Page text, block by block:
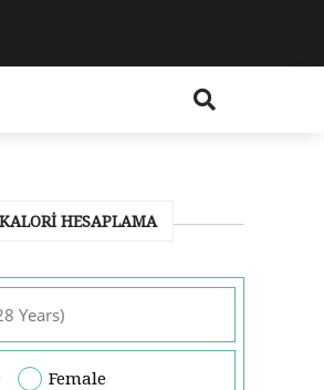
KALORI HESAPLAMA
Female